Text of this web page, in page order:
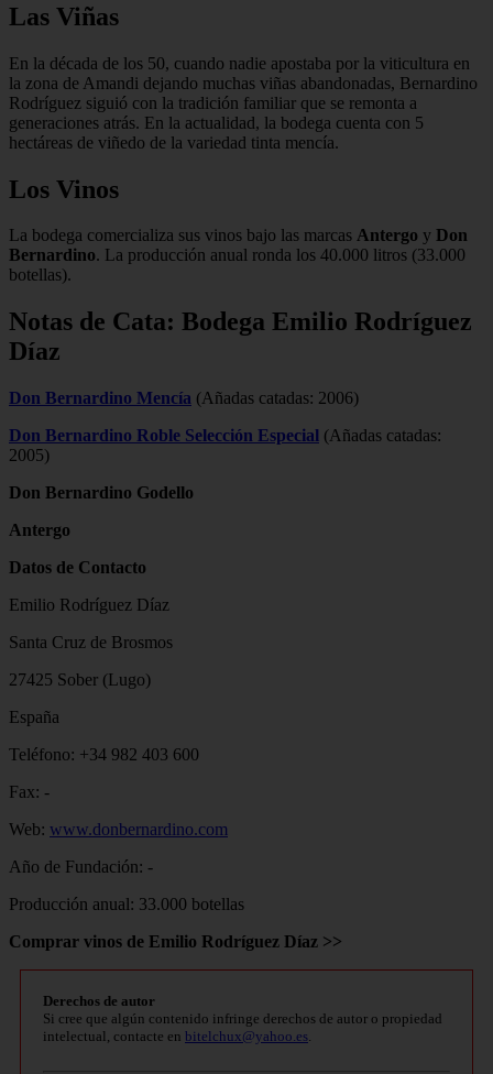
Las Viñas
En la década de los 50, cuando nadie apostaba por la viticultura en
la zona de Amandi dejando muchas viñas abandonadas, Bernardino
Rodríguez siguió con la tradición familiar que se remonta a
generaciones atrás. En la actualidad, la bodega cuenta con 5
hectáreas de viñedo de la variedad tinta mencía.
Los Vinos
La bodega comercializa sus vinos bajo las marcas Antergo y Don
Bernardino. La producción anual ronda los 40.000 litros (33.000
botellas).
Notas de Cata: Bodega Emilio Rodríguez
Díaz
Don Bernardino Mencía (Añadas catadas: 2006)
Don Bernardino Roble Selección Especial (Añadas catadas:
2005)
Don Bernardino Godello
Antergo
Datos de Contacto
Emilio Rodríguez Díaz
Santa Cruz de Brosmos
27425 Sober (Lugo)
España
Teléfono: +34 982 403 600
Fax: -
Web: www.donbernardino.com
Año de Fundación: -
Producción anual: 33.000 botellas
Comprar vinos de Emilio Rodríguez Díaz >>
Derechos de autor
Si cree que algún contenido infringe derechos de autor o propiedad
intelectual, contacte en bitelchux@yahoo.es.